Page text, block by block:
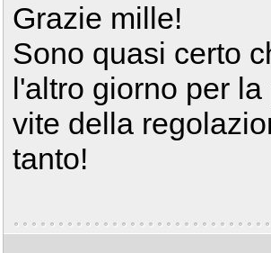
Grazie mille!
Sono quasi certo
l'altro giorno per
vite della
tanto!